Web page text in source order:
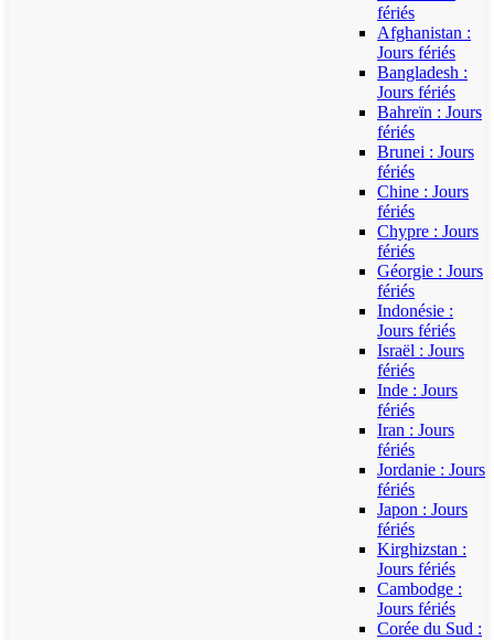
fériés
Afghanistan :
Jours fériés
Bangladesh :
Jours fériés
Bahreïn : Jours
fériés
Brunei : Jours
fériés
Chine : Jours
fériés
Chypre : Jours
fériés
Géorgie : Jours
fériés
Indonésie :
Jours fériés
Israël : Jours
fériés
Inde : Jours
fériés
Iran : Jours
fériés
Jordanie : Jours
fériés
Japon : Jours
fériés
Kirghizstan :
Jours fériés
Cambodge :
Jours fériés
Corée du Sud :